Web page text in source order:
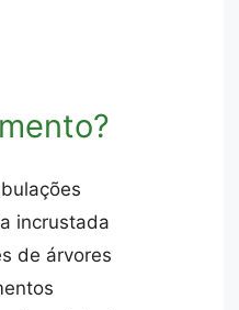
incrustada
de árvores